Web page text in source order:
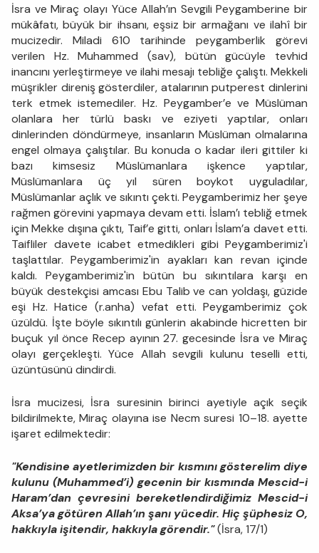
İsra ve Miraç olayı Yüce Allah’ın Sevgili Peygamberine bir
mükâfatı, büyük bir ihsanı, eşsiz bir armağanı ve ilahî bir
mucizedir. Miladi 610 tarihinde peygamberlik görevi
verilen Hz. Muhammed (sav), bütün gücüyle tevhid
inancını yerleştirmeye ve ilahi mesajı tebliğe çalıştı. Mekkeli
müşrikler direniş gösterdiler, atalarının putperest dinlerini
terk etmek istemediler. Hz. Peygamber’e ve Müslüman
olanlara her türlü baskı ve eziyeti yaptılar, onları
dinlerinden döndürmeye, insanların Müslüman olmalarına
engel olmaya çalıştılar. Bu konuda o kadar ileri gittiler ki
bazı kimsesiz Müslümanlara işkence yaptılar,
Müslümanlara üç yıl süren boykot uyguladılar,
Müslümanlar açlık ve sıkıntı çekti. Peygamberimiz her şeye
rağmen görevini yapmaya devam etti. İslam’ı tebliğ etmek
için Mekke dışına çıktı, Taif’e gitti, onları İslam’a davet etti.
Taifliler davete icabet etmedikleri gibi Peygamberimiz'i
taşlattılar. Peygamberimiz'in ayakları kan revan içinde
kaldı. Peygamberimiz'in bütün bu sıkıntılara karşı en
büyük destekçisi amcası Ebu Talib ve can yoldaşı, güzide
eşi Hz. Hatice (r.anha) vefat etti. Peygamberimiz çok
üzüldü. İşte böyle sıkıntılı günlerin akabinde hicretten bir
buçuk yıl önce Recep ayının 27. gecesinde İsra ve Miraç
olayı gerçekleşti. Yüce Allah sevgili kulunu teselli etti,
üzüntüsünü dindirdi.
İsra mucizesi, İsra suresinin birinci ayetiyle açık seçik
bildirilmekte, Miraç olayına ise Necm suresi 10–18. ayette
işaret edilmektedir:
"Kendisine ayetlerimizden bir kısmını gösterelim diye
kulunu (Muhammed’i) gecenin bir kısmında Mescid-i
Haram’dan çevresini bereketlendirdiğimiz Mescid-i
Aksa’ya götüren Allah’ın şanı yücedir. Hiç şüphesiz O,
hakkıyla işitendir, hakkıyla görendir."(İsra, 17/1)